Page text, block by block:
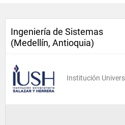
Ingeniería de Sistemas
(Medellín, Antioquia)
Institución